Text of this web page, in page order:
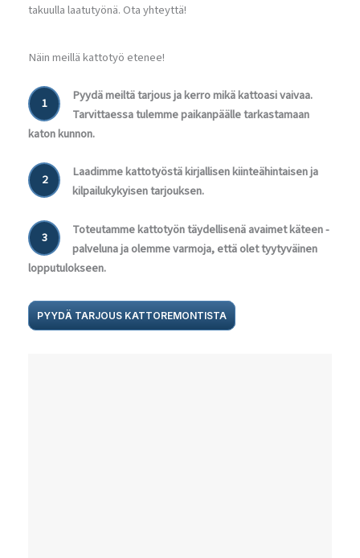
takuulla laatutyönä. Ota yhteyttä!
Näin meillä kattotyö etenee!
1
Pyydä meiltä tarjous ja kerro mikä kattoasi vaivaa.
Tarvittaessa tulemme paikanpäälle tarkastamaan
katon kunnon.
2
Laadimme kattotyöstä kirjallisen kiinteähintaisen ja
kilpailukykyisen tarjouksen.
3
Toteutamme kattotyön täydellisenä avaimet käteen -
palveluna ja olemme varmoja, että olet tyytyväinen
lopputulokseen.
PYYDÄ TARJOUS KATTOREMONTISTA